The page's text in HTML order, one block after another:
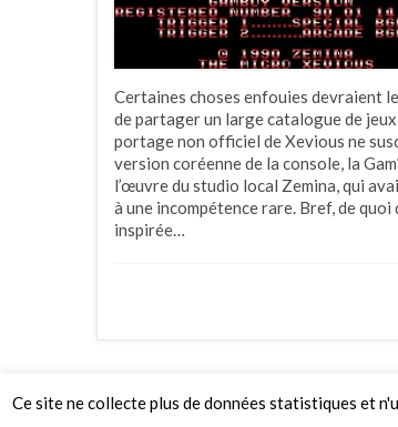
Certaines choses enfouies devraient
de partager un large catalogue de
portage non officiel de Xevious ne
version coréenne de la console, la
l’œuvre du studio local Zemina, qui
à une incompétence rare. Bref, de
inspirée…
Ce site ne collecte plus de données statistiques et